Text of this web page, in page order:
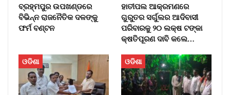
ବ୍ରହ୍ମପୁର ଉପଖଣ୍ଡରେ
ବିଭିନ୍ନ ରାଜନୈତିକ ଦଳଙ୍କୁ
ଫର୍ମ ବଣ୍ଟନ
ହାତୀପଲ ଆକ୍ରମଣରେ
ଗୁରୁତର ସର୍ଗୁଲର ଆଦିବାସୀ
ପରିବାରକୁ ୨୦ ଲକ୍ଷ ଟଙ୍କା
କ୍ଷତିପୂରଣ ଦାବି କଲେ…
ଓଡିଶା ଓଡିଶା